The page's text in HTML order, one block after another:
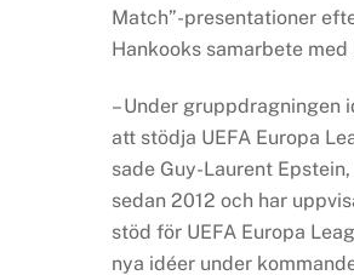
Match”-presentationer
Hankooks samarbete
– Under
att stödja UEFA Europa
sade Guy-Laurent
sedan 2012 och har
stöd för UEFA Europa
nya idéer under